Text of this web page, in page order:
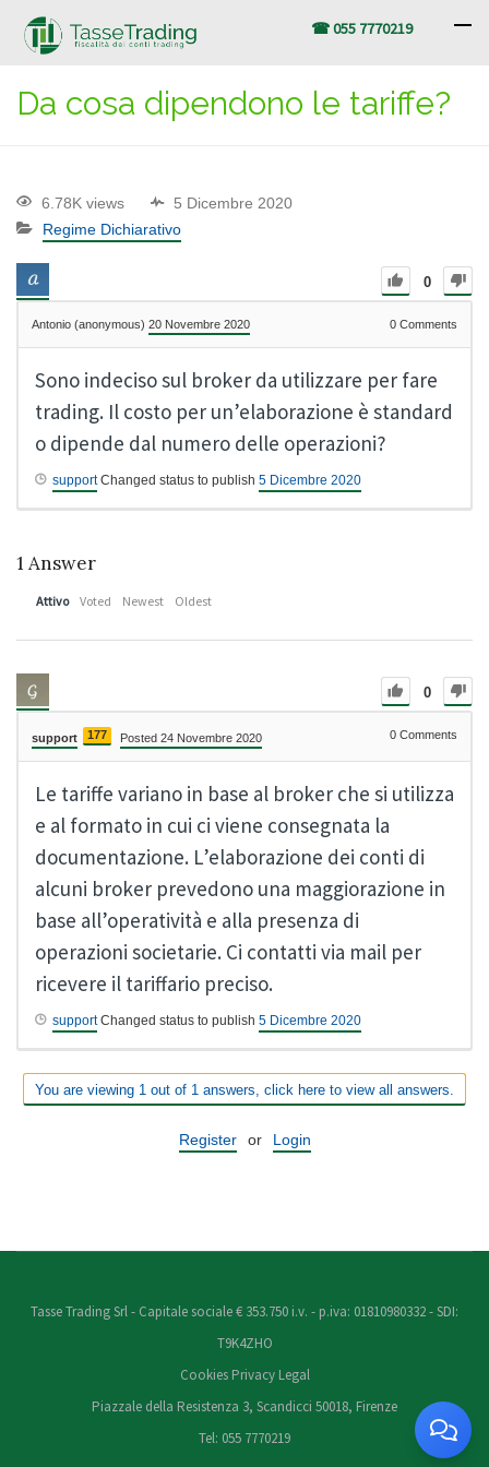
☎ 055 7770219
Da cosa dipendono le tariffe?
6.78K views
5 Dicembre 2020
Regime Dichiarativo
0
Antonio (anonymous) 20 Novembre 2020 0 Comments
Sono indeciso sul broker da utilizzare per fare
trading. Il costo per un’elaborazione è standard
o dipende dal numero delle operazioni?
supportChanged status to publish 5 Dicembre 2020
1 Answer
Attivo Voted Newest Oldest
0
support 177 Posted 24 Novembre 2020 0 Comments
Le tariffe variano in base al broker che si utilizza
e al formato in cui ci viene consegnata la
documentazione. L’elaborazione dei conti di
alcuni broker prevedono una maggiorazione in
base all’operatività e alla presenza di
operazioni societarie. Ci contatti via mail per
ricevere il tariffario preciso.
supportChanged status to publish 5 Dicembre 2020
You are viewing 1 out of 1 answers, click here to view all answers.
Register or Login
Tasse Trading Srl - Capitale sociale € 353.750 i.v. - p.iva: 01810980332 - SDI:
T9K4ZHO
Cookies Privacy Legal
Piazzale della Resistenza 3, Scandicci 50018, Firenze
Tel: 055 7770219